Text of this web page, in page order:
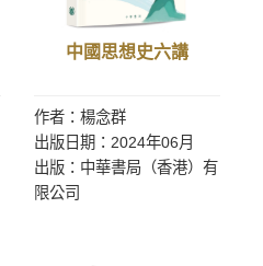
中國思想史六講
作者：楊念群
出版日期：2024年06月
出版：中華書局（香港）有
限公司